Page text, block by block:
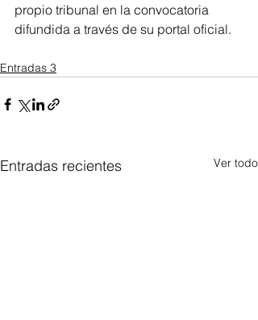
propio tribunal en la convocatoria
difundida a través de su portal oficial.
Entradas 3
Entradas recientes Ver todo